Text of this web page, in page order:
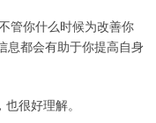
管你什么时候为改善你
息都会有助于你提高自身
很好理解。